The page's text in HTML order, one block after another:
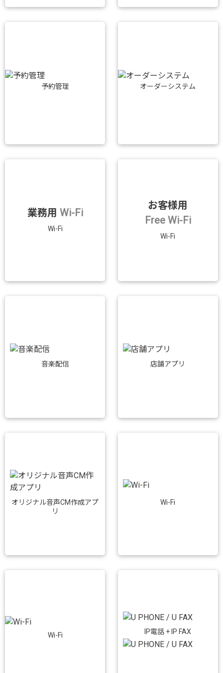
予約管理 オーダーシステム
業務用 Wi-Fi
Wi-Fi
お客様用
Free Wi-Fi
Wi-Fi
音楽配信 店舗アプリ
オリジナル音声CM作成アプ
リ
Wi-Fi
Wi-Fi IP電話 + IP FAX